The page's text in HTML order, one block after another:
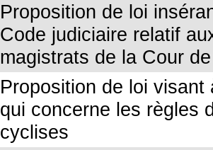
Proposition de loi
Code judiciaire relatif
magistrats de la Cour
Proposition de loi
qui concerne les règles
cyclises